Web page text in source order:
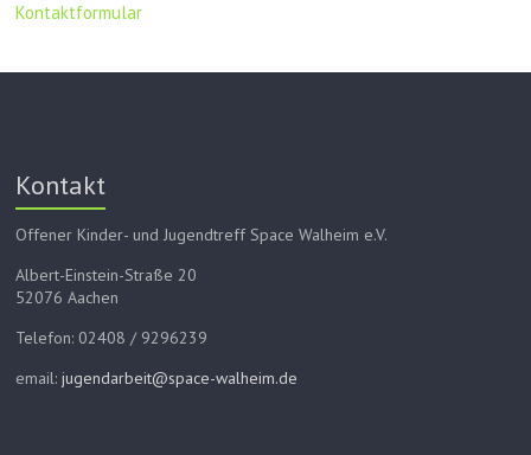
Kontaktformular
Kontakt
Offener Kinder- und Jugendtreff Space Walheim e.V.
Albert-Einstein-Straße 20
52076 Aachen
Telefon: 02408 / 9296239
email:jugendarbeit@space-walheim.de